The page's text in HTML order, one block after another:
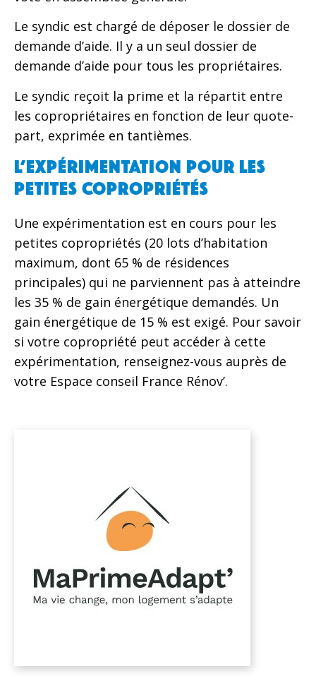
Le syndic est chargé de déposer le dossier de
demande d’aide. Il y a un seul dossier de
demande d’aide pour tous les propriétaires.
Le syndic reçoit la prime et la répartit entre
les copropriétaires en fonction de leur quote-
part, exprimée en tantièmes.
L’expérimentation pour les
petites copropriétés
Une expérimentation est en cours pour les
petites copropriétés (20 lots d’habitation
maximum, dont 65 % de résidences
principales) qui ne parviennent pas à atteindre
les 35 % de gain énergétique demandés. Un
gain énergétique de 15 % est exigé. Pour savoir
si votre copropriété peut accéder à cette
expérimentation, renseignez-vous auprès de
votre Espace conseil France Rénov’.